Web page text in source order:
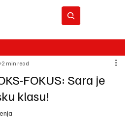
REC
FOKUS: Sara je
klasu!
2 min read